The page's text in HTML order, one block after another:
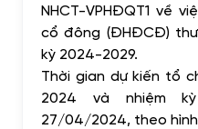
NHCT-VPHĐQT1 về
cổ đông (ĐHĐCĐ)
kỳ 2024-2029.
Thời gian dự kiến tổ
2024 và nhiệm
27/04/2024, theo